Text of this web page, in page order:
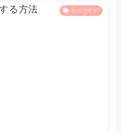
セルフケア